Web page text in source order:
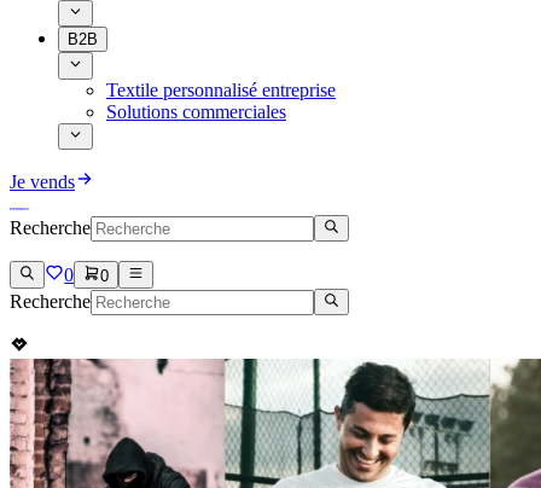
B2B
Textile personnalisé entreprise
Solutions commerciales
Je vends
Recherche
0 0
Recherche